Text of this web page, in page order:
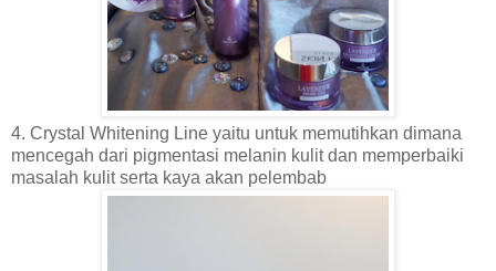
4. Crystal Whitening Line yaitu untuk memutihkan dimana
mencegah dari pigmentasi melanin kulit dan memperbaiki
masalah kulit serta kaya akan pelembab